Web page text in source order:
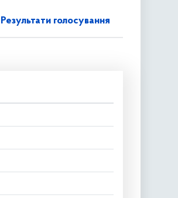
Результати голосування